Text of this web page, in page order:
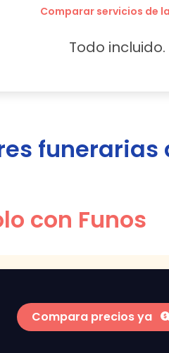
Comparar servicios de
Todo incluido.
funerarias
con Funos
Compara precios ya